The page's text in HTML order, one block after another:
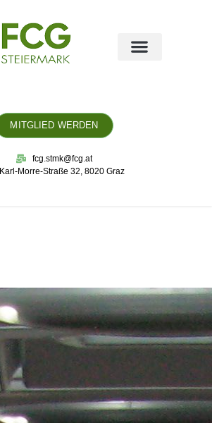
MITGLIED WERDEN
fcg.stmk@fcg.at
Karl-Morre-Straße 32, 8020 Graz